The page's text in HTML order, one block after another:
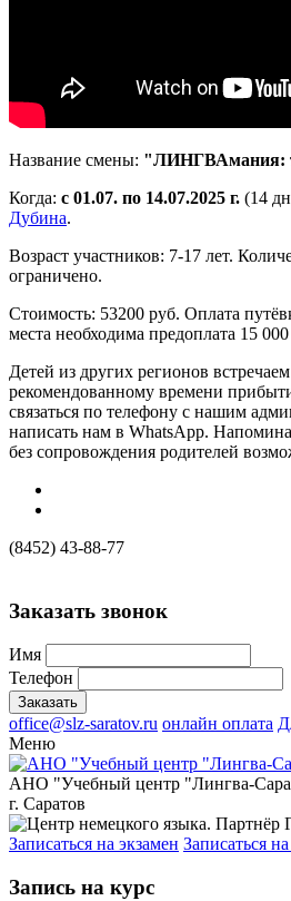
Название смены: "ЛИНГВАмания:
Когда: с 01.07. по 14.07.2025 г. (14
Дубина.
Возраст участников: 7-17 лет.
ограничено.
Стоимость: 53200 руб. Оплата
места необходима предоплата 15
Детей из других регионов
рекомендованному времени
связаться по телефону с нашим
написать нам в WhatsApp.
без сопровождения родителей
(8452) 43-88-77
Заказать звонок
Имя
Телефон
office@slz-saratov.ru онлайн оплата
Меню
АНО "Учебный центр "Лингва-
г. Саратов
Записаться на экзамен Записаться
Запись на курс